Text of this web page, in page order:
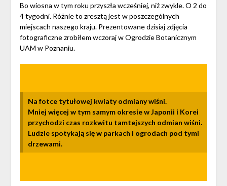
Bo wiosna w tym roku przyszła wcześniej, niż zwykle. O 2 do
4 tygodni. Różnie to zresztą jest w poszczególnych
miejscach naszego kraju. Prezentowane dzisiaj zdjęcia
fotograficzne zrobiłem wczoraj w Ogrodzie Botanicznym
UAM w Poznaniu.
Na fotce tytułowej kwiaty odmiany wiśni.
Mniej więcej w tym samym okresie w Japonii i Korei
przychodzi czas rozkwitu tamtejszych odmian wiśni.
Ludzie spotykają się w parkach i ogrodach pod tymi
drzewami.